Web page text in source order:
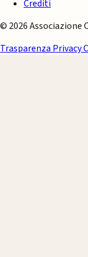
Crediti
© 2026 Associazione
Trasparenza Privacy